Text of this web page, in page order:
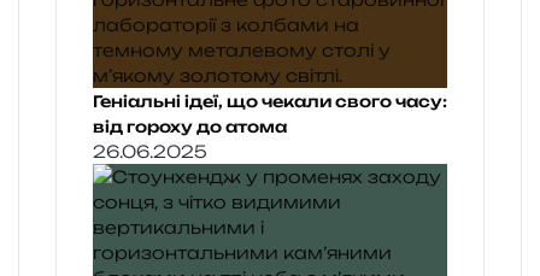
Геніальні ідеї, що чекали свого часу:
від гороху до атома
26.06.2025